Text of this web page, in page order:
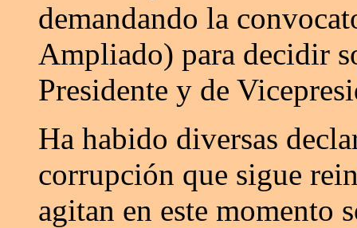
demandando la
Ampliado) para decidir
Presidente y de
Ha habido diversas
corrupción que sigue
agitan en este momento